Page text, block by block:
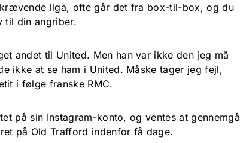
liga, ofte går det fra box-til-box, og du
til din angriber.
andet til United. Men han var ikke den jeg må
ikke at se ham i United. Måske tager jeg fejl,
i følge franske RMC.
på sin Instagram-konto, og ventes at gennemgå
på Old Trafford indenfor få dage.